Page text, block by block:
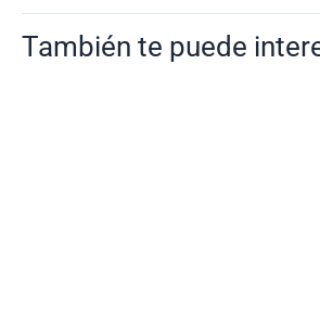
También te puede